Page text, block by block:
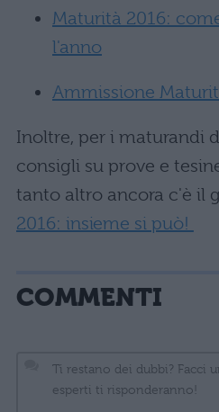
Maturità 2016:
l'anno
Ammissione
Inoltre, per i maturandi
consigli su prove e
tanto altro ancora c'è il
2016: insieme si può!
COMMENTI